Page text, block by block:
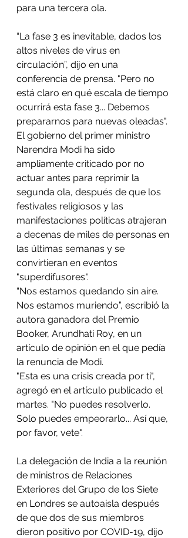
para una tercera ola.
“La fase 3 es inevitable, dados los
altos niveles de virus en
circulación”, dijo en una
conferencia de prensa. "Pero no
está claro en qué escala de tiempo
ocurrirá esta fase 3... Debemos
prepararnos para nuevas oleadas".
El gobierno del primer ministro
Narendra Modi ha sido
ampliamente criticado por no
actuar antes para reprimir la
segunda ola, después de que los
festivales religiosos y las
manifestaciones políticas atrajeran
a decenas de miles de personas en
las últimas semanas y se
convirtieran en eventos
"superdifusores".
“Nos estamos quedando sin aire.
Nos estamos muriendo”, escribió la
autora ganadora del Premio
Booker, Arundhati Roy, en un
artículo de opinión en el que pedía
la renuncia de Modi.
"Esta es una crisis creada por ti",
agregó en el artículo publicado el
martes. "No puedes resolverlo.
Solo puedes empeorarlo... Así que,
por favor, vete".
La delegación de India a la reunión
de ministros de Relaciones
Exteriores del Grupo de los Siete
en Londres se autoaisla después
de que dos de sus miembros
dieron positivo por COVID-19, dijo